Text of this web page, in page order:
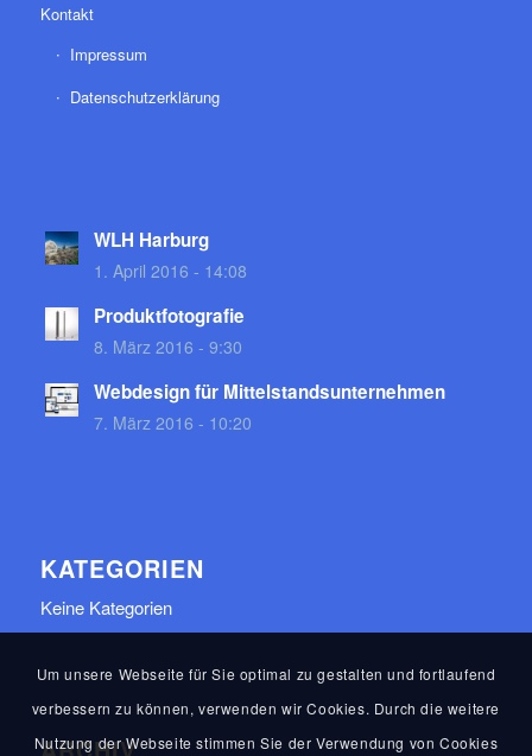
Kontakt
Impressum
Datenschutzerklärung
WLH Harburg
1. April 2016 - 14:08
Produktfotografie
8. März 2016 - 9:30
Webdesign für Mittelstandsunternehmen
7. März 2016 - 10:20
KATEGORIEN
Keine Kategorien
Um unsere Webseite für Sie optimal zu gestalten und fortlaufend
verbessern zu können, verwenden wir Cookies. Durch die weitere
Nutzung der Webseite stimmen Sie der Verwendung von Cookies